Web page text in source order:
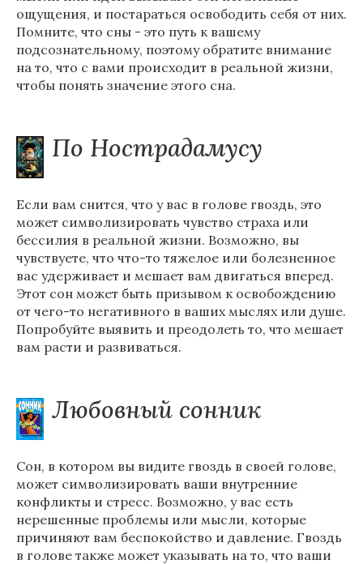
ощущения, и постараться освободить себя от них.
Помните, что сны - это путь к вашему
подсознательному, поэтому обратите внимание
на то, что с вами происходит в реальной жизни,
чтобы понять значение этого сна.
По Нострадамусу
Если вам снится, что у вас в голове гвоздь, это
может символизировать чувство страха или
бессилия в реальной жизни. Возможно, вы
чувствуете, что что-то тяжелое или болезненное
вас удерживает и мешает вам двигаться вперед.
Этот сон может быть призывом к освобождению
от чего-то негативного в ваших мыслях или душе.
Попробуйте выявить и преодолеть то, что мешает
вам расти и развиваться.
Любовный сонник
Сон, в котором вы видите гвоздь в своей голове,
может символизировать ваши внутренние
конфликты и стресс. Возможно, у вас есть
нерешенные проблемы или мысли, которые
причиняют вам беспокойство и давление. Гвоздь
в голове также может указывать на то, что ваши